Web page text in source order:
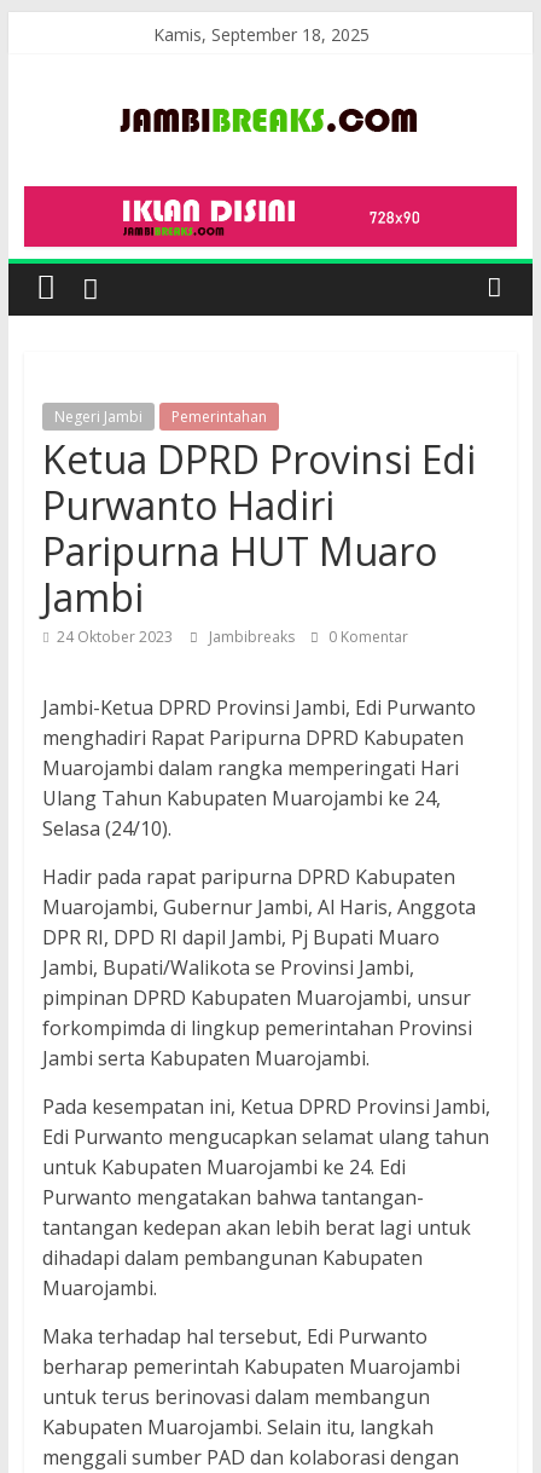
Kamis, September 18, 2025
JambiBreaks
Negeri Jambi Pemerintahan
Ketua DPRD Provinsi Edi
Purwanto Hadiri
Paripurna HUT Muaro
Jambi
24 Oktober 2023 Jambibreaks 0 Komentar
Jambi-Ketua DPRD Provinsi Jambi, Edi Purwanto
menghadiri Rapat Paripurna DPRD Kabupaten
Muarojambi dalam rangka memperingati Hari
Ulang Tahun Kabupaten Muarojambi ke 24,
Selasa (24/10).
Hadir pada rapat paripurna DPRD Kabupaten
Muarojambi, Gubernur Jambi, Al Haris, Anggota
DPR RI, DPD RI dapil Jambi, Pj Bupati Muaro
Jambi, Bupati/Walikota se Provinsi Jambi,
pimpinan DPRD Kabupaten Muarojambi, unsur
forkompimda di lingkup pemerintahan Provinsi
Jambi serta Kabupaten Muarojambi.
Pada kesempatan ini, Ketua DPRD Provinsi Jambi,
Edi Purwanto mengucapkan selamat ulang tahun
untuk Kabupaten Muarojambi ke 24. Edi
Purwanto mengatakan bahwa tantangan-
tantangan kedepan akan lebih berat lagi untuk
dihadapi dalam pembangunan Kabupaten
Muarojambi.
Maka terhadap hal tersebut, Edi Purwanto
berharap pemerintah Kabupaten Muarojambi
untuk terus berinovasi dalam membangun
Kabupaten Muarojambi. Selain itu, langkah
menggali sumber PAD dan kolaborasi dengan